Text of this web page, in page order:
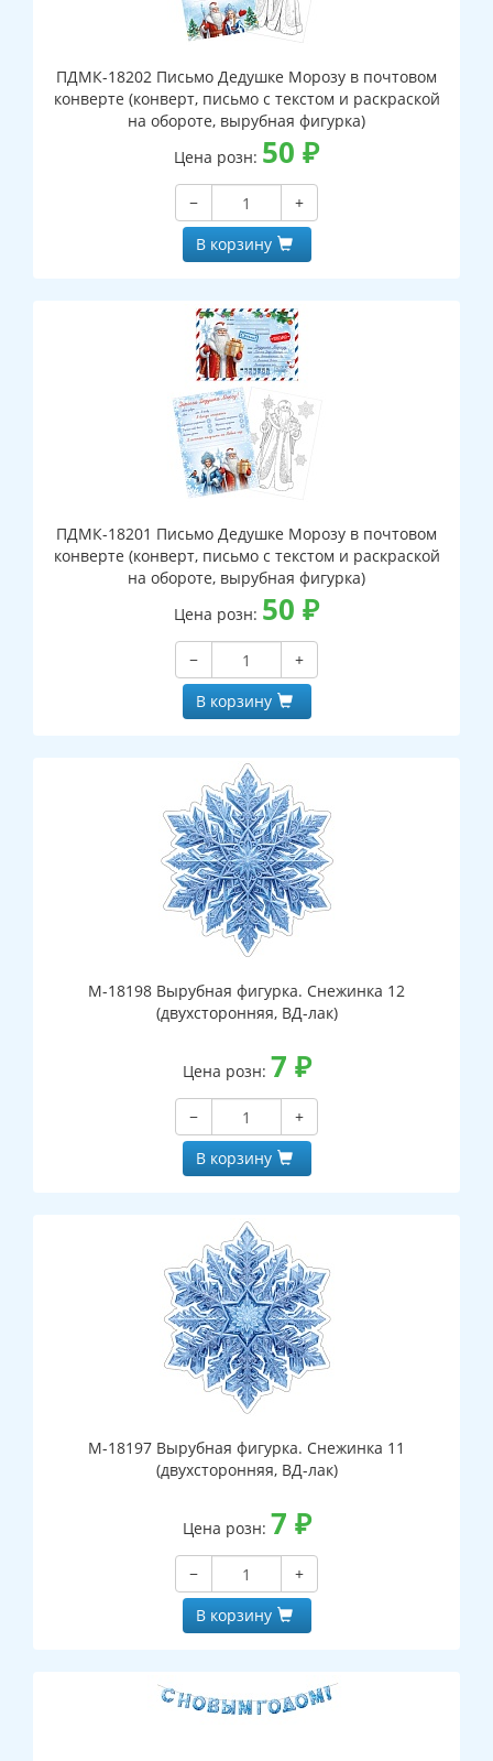
ПДМК-18202 Письмо Дедушке Морозу в почтовом
конверте (конверт, письмо с текстом и раскраской
на обороте, вырубная фигурка)
Цена розн: 50 ₽
−
+
В корзину
ПДМК-18201 Письмо Дедушке Морозу в почтовом
конверте (конверт, письмо с текстом и раскраской
на обороте, вырубная фигурка)
Цена розн: 50 ₽
−
+
В корзину
М-18198 Вырубная фигурка. Снежинка 12
(двухсторонняя, ВД-лак)
Цена розн: 7 ₽
−
+
В корзину
М-18197 Вырубная фигурка. Снежинка 11
(двухсторонняя, ВД-лак)
Цена розн: 7 ₽
−
+
В корзину